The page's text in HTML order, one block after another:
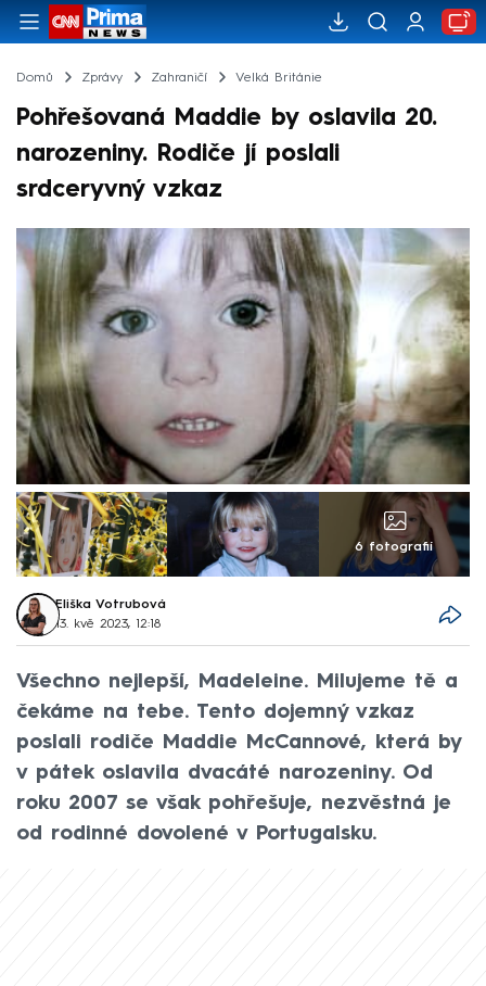
Domů Zprávy Zahraničí Velká Británie
Pohřešovaná Maddie by oslavila 20.
narozeniny. Rodiče jí poslali
srdceryvný vzkaz
6 fotografií
Eliška Votrubová
13. kvě 2023, 12:18
Všechno nejlepší, Madeleine. Milujeme tě a
čekáme na tebe. Tento dojemný vzkaz
poslali rodiče Maddie McCannové, která by
v pátek oslavila dvacáté narozeniny. Od
roku 2007 se však pohřešuje, nezvěstná je
od rodinné dovolené v Portugalsku.